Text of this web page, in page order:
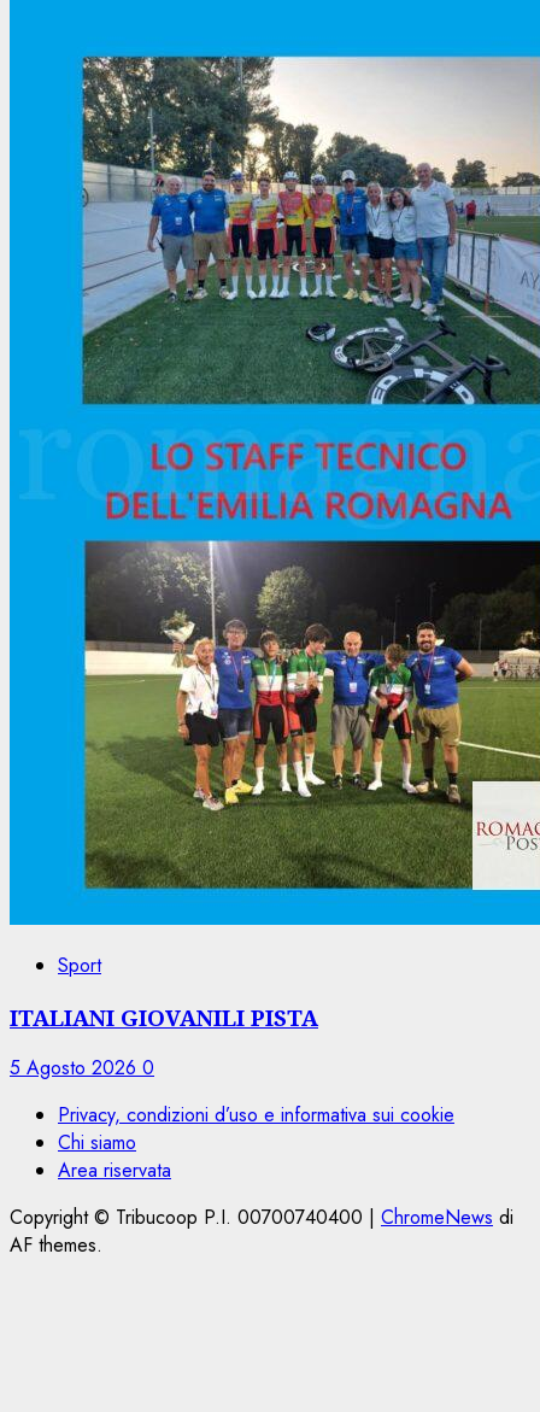
Sport
ITALIANI GIOVANILI PISTA
5 Agosto 2026 0
Privacy, condizioni d’uso e informativa sui cookie
Chi siamo
Area riservata
Copyright © Tribucoop P.I. 00700740400 | ChromeNews di
AF themes.